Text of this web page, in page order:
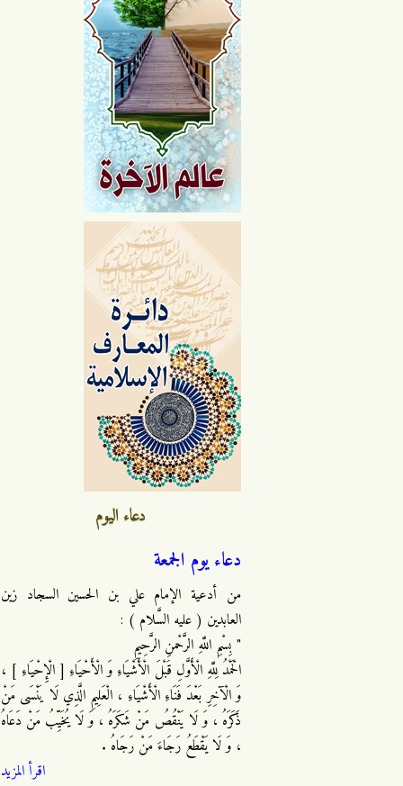
دعاء اليوم
دعاء يوم الجمعة
من أدعية الإمام علي بن الحسين السجاد زين
العابدين ( عليه السَّلام ) :
" بِسْمِ اللَّهِ الرَّحْمنِ الرَّحِيمِ
الْحَمْدُ لِلَّهِ الْأَوَّلِ قَبْلَ الْأَشْيَاءِ وَ الْأَحْيَاءِ [ الْإِحْيَاءِ ] ،
وَ الْآخِرِ بَعْدَ فَنَاءِ الْأَشْيَاءِ ، الْعَلِيمِ الَّذِي لَا يَنْسَى مَنْ
ذَكَرَهُ ، وَ لَا يَنْقُصُ مَنْ شَكَرَهُ ، وَ لَا يُخَيِّبُ مَنْ دَعَاهُ
، وَ لَا يَقْطَعُ رَجَاءَ مَنْ رَجَاهُ .
اقرأ المزيد